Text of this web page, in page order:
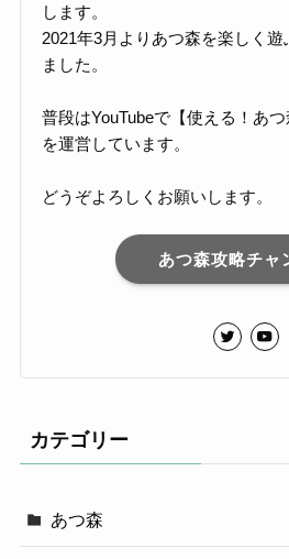
します。
2021年3月よりあつ森を楽しく
ました。
普段はYouTubeで【使える！あつ
を運営しています。
どうぞよろしくお願いします。
あつ森攻略チャ
カテゴリー
あつ森